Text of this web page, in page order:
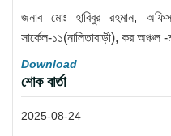
জনাব মোঃ হাবিবুর রহমান,
সার্কেল-১১(নালিতাবাড়ী), কর
Download
শোক বার্তা
2025-08-24